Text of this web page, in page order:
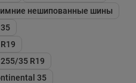
нешипованные шины
35 R19
35